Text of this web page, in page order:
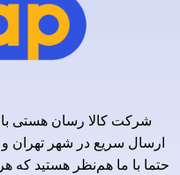
شرکت کالا رسان هستی با
ارسال سریع در شهر تهران
حتما با ما هم‌نظر هستید که